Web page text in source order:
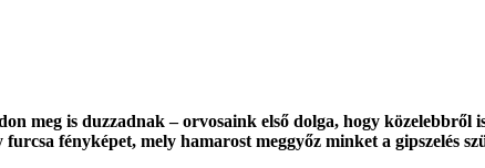
meg is duzzadnak – orvosaink első dolga, hogy közelebbről
fényképet, mely hamarost meggyőz minket a gipszelés